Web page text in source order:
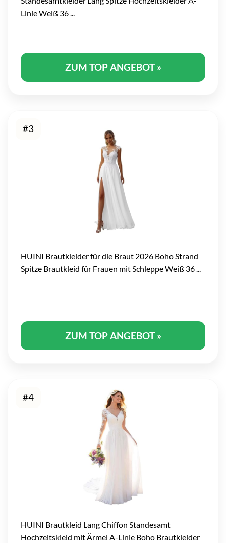
Linie Weiß 36 ...
ZUM TOP ANGEBOT »
#3
HUINI Brautkleider für die Braut 2026 Boho Strand
Spitze Brautkleid für Frauen mit Schleppe Weiß 36 ...
ZUM TOP ANGEBOT »
#4
HUINI Brautkleid Lang Chiffon Standesamt
Hochzeitskleid mit Ärmel A-Linie Boho Brautkleider